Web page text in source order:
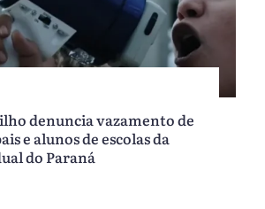
denuncia vazamento de
e alunos de escolas da
do Paraná